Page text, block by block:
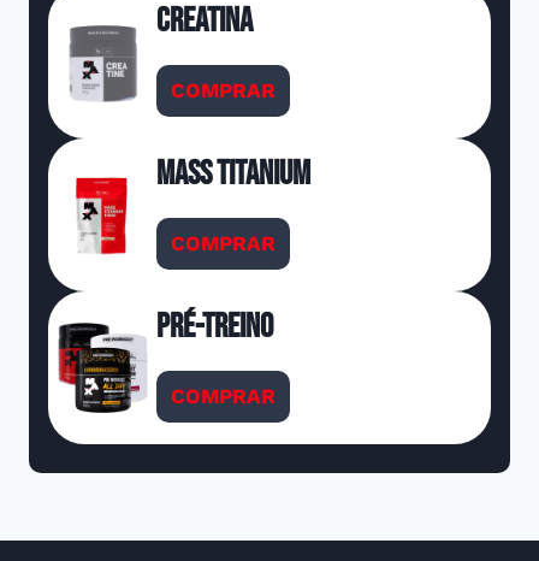
Creatina
COMPRAR
Mass Titanium
COMPRAR
Pré-Treino
COMPRAR